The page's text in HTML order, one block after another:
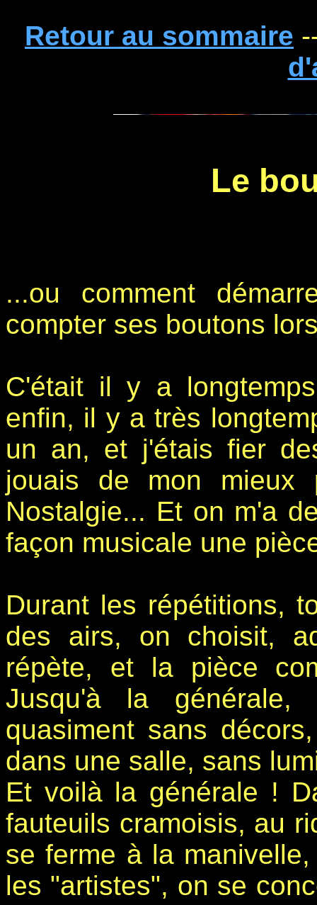
Retour au sommaire
Le
...ou comment
compter ses boutons
C'était il y a
enfin, il y a très
un an, et j'étais fier
jouais de mon mieux
Nostalgie... Et on m'a
façon musicale une
Durant les répétitions,
des airs, on choisit,
répète, et la pièce
Jusqu'à la générale,
quasiment sans
dans une salle, sans
Et voilà la générale !
fauteuils cramoisis, au
se ferme à la
les "artistes", on se